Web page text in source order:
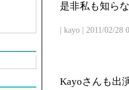
是非私も知ら
| kayo | 2011/02/28
Kayoさんも出